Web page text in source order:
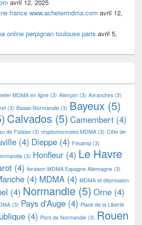
avril 12, 2025
france www.achetermdma.com avril 12,
online perpignan toulouse paris avril 5,
MDMA en ligne (3) Alençon (3) Avranches (3)
(3) Basse-Normandie (3) Bayeux (5)
Calvados (5) Camembert (4)
de Falaise (3) cryptomonnaies MDMA (3) Côte de
(4) Dieppe (4) Fécamp (3)
(3) Honfleur (4) Le Havre
(4) livraison MDMA Espagne Allemagne (3)
(4) MDMA (4) MDMA et dépression
(4) Normandie (5) Orne (4)
(3) Pays d'Auge (4) Place de la Liberté
(4) Pont de Normandie (3) Rouen